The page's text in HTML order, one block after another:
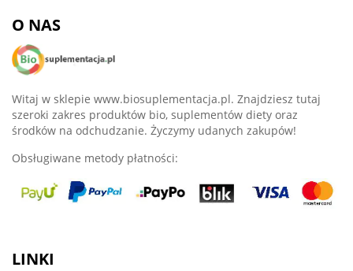
O NAS
Witaj w sklepie www.biosuplementacja.pl. Znajdziesz tutaj
szeroki zakres produktów bio, suplementów diety oraz
środków na odchudzanie. Życzymy udanych zakupów!
Obsługiwane metody płatności:
LINKI